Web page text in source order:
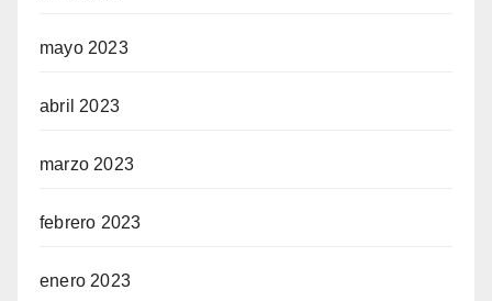
mayo 2023
abril 2023
marzo 2023
febrero 2023
enero 2023